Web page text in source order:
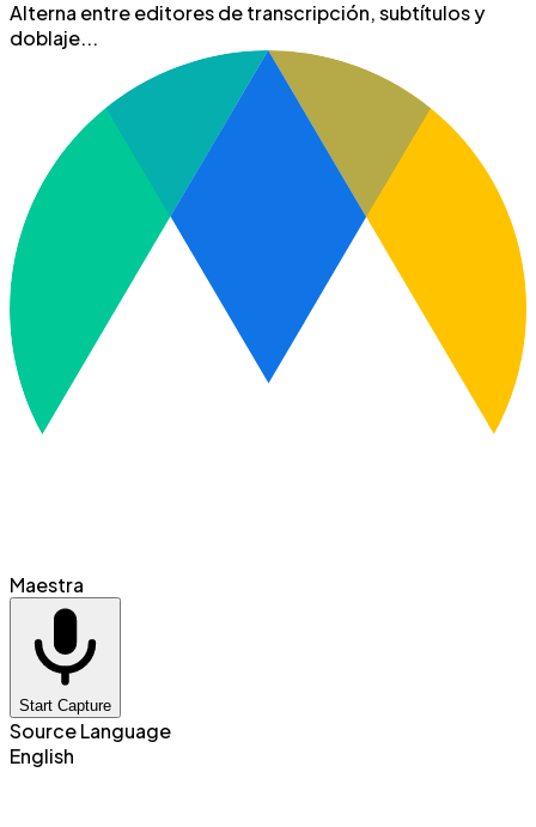
Alterna entreeditoresdetranscripción,subtítulosy
doblaje...
Maestra
Start Capture
Source Language
English